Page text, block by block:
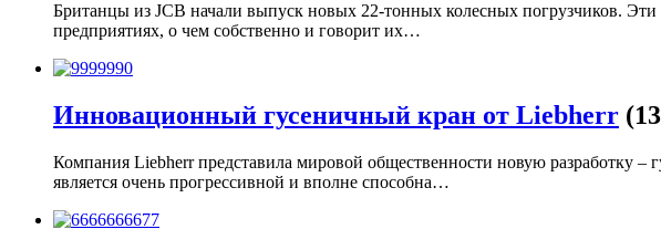
Британцы из JCB начали выпуск новых 22-тонных колесных погрузчиков.
предприятиях, о чем собственно и говорит их…
Инновационный гусеничный кран от Liebherr
Компания Liebherr представила мировой общественности новую разработку
является очень прогрессивной и вполне способна…